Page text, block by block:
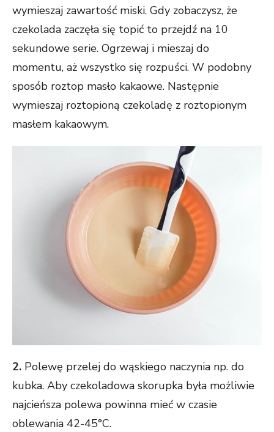
wymieszaj zawartość miski. Gdy zobaczysz, że
czekolada zaczęła się topić to przejdź na 10
sekundowe serie. Ogrzewaj i mieszaj do
momentu, aż wszystko się rozpuści. W podobny
sposób roztop masło kakaowe. Następnie
wymieszaj roztopioną czekoladę z roztopionym
masłem kakaowym.
2. Polewę przelej do wąskiego naczynia np. do
kubka. Aby czekoladowa skorupka była możliwie
najcieńsza polewa powinna mieć w czasie
oblewania 42-45°C.